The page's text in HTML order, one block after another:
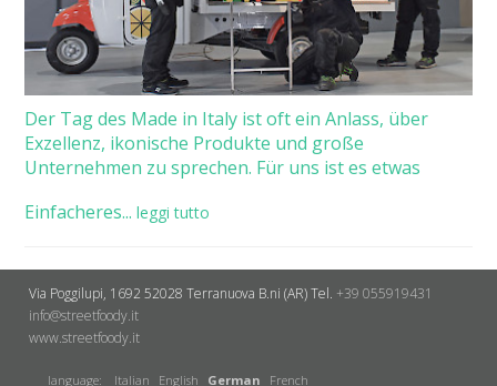
Der Tag des Made in Italy ist oft ein Anlass, über
Exzellenz, ikonische Produkte und große
Unternehmen zu sprechen. Für uns ist es etwas
Einfacheres... leggi tutto
Via Poggilupi, 1692 52028 Terranuova B.ni (AR)Tel. +39 055919431
info@streetfoody.it
www.streetfoody.it
language: Italian English German French